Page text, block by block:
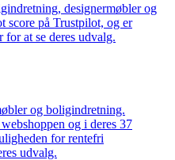
designermøbler og
score på Trustpilot, og er
at se deres udvalg.
og boligindretning.
og i deres 37
for rentefri
udvalg.